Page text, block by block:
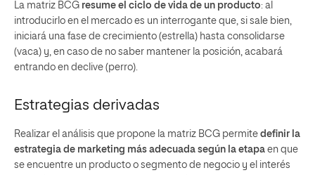
La matriz BCG resume el ciclo de vida de un producto: al
introducirlo en el mercado es un interrogante que, si sale bien,
iniciará una fase de crecimiento (estrella) hasta consolidarse
(vaca) y, en caso de no saber mantener la posición, acabará
entrando en declive (perro).
Estrategias derivadas
Realizar el análisis que propone la matriz BCG permite definir la
estrategia de marketing más adecuada según la etapa en que
se encuentre un producto o segmento de negocio y el interés